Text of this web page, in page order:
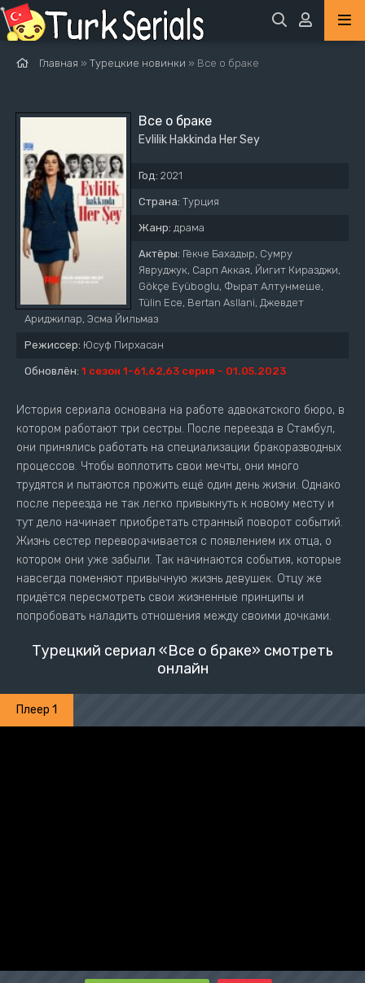
Главная » Турецкие новинки » Все о браке
Все о браке
Evlilik Hakkinda Her Sey
Год: 2021
Страна: Турция
Жанр: драма
Актёры: Гёкче Бахадыр, Сумру
Явруджук, Сарп Аккая, Йигит Киразджи,
Gökçe Eyüboglu, Фырат Алтунмеше,
Tülin Ece, Bertan Asllani, Джевдет
Ариджилар, Эсма Йильмаз
Режиссер: Юсуф Пирхасан
Обновлён: 1 сезон 1-61,62,63 серия - 01.05.2023
История сериала основана на работе адвокатского бюро, в
котором работают три сестры. После переезда в Стамбул,
они принялись работать на специализации бракоразводных
процессов. Чтобы воплотить свои мечты, они много
трудятся и пытаются прожить ещё один день жизни. Однако
после переезда не так легко привыкнуть к новому месту и
тут дело начинает приобретать странный поворот событий.
Жизнь сестер переворачивается с появлением их отца, о
котором они уже забыли. Так начинаются события, которые
навсегда поменяют привычную жизнь девушек. Отцу же
придётся пересмотреть свои жизненные принципы и
попробовать наладить отношения между своими дочками.
Турецкий сериал «Все о браке» смотреть
онлайн
Плеер 1